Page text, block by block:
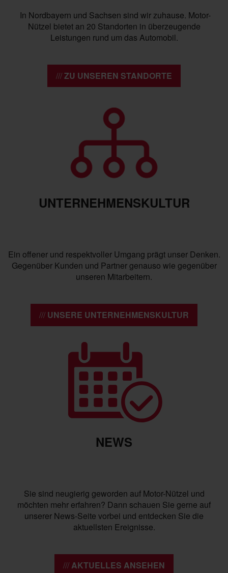
In Nordbayern und Sachsen sind wir zuhause. Motor-
Nützel bietet an 20 Standorten in überzeugende
Leistungen rund um das Automobil.
ZU UNSEREN STANDORTE
UNTERNEHMENSKULTUR
Ein offener und respektvoller Umgang prägt unser Denken.
Gegenüber Kunden und Partner genauso wie gegenüber
unseren Mitarbeitern.
UNSERE UNTERNEHMENSKULTUR
NEWS
Sie sind neugierig geworden auf Motor-Nützel und
möchten mehr erfahren? Dann schauen Sie gerne auf
unserer News-Seite vorbei und entdecken Sie die
aktuellsten Ereignisse.
AKTUELLES ANSEHEN